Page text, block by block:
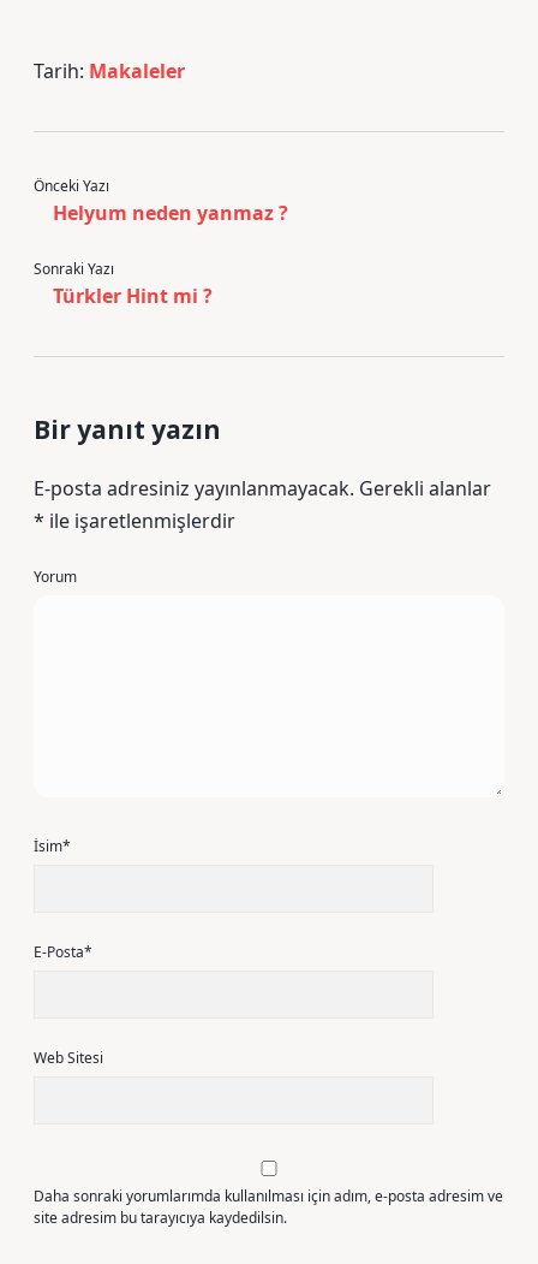
Tarih: Makaleler
Önceki Yazı
Helyum neden yanmaz ?
Sonraki Yazı
Türkler Hint mi ?
Bir yanıt yazın
E-posta adresiniz yayınlanmayacak. Gerekli alanlar
* ile işaretlenmişlerdir
Yorum
İsim*
E-Posta*
Web Sitesi
Daha sonraki yorumlarımda kullanılması için adım, e-posta adresim ve
site adresim bu tarayıcıya kaydedilsin.